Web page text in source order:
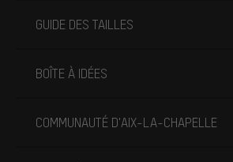
GUIDE DES TAILLES
BOÎTE À IDÉES
COMMUNAUTÉ D'AIX-LA-CHAPELLE